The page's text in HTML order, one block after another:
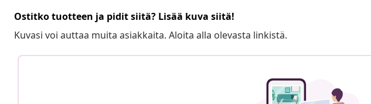
Ostitko tuotteen ja pidit siitä? Lisää kuva siitä!
Kuvasi voi auttaa muita asiakkaita. Aloita alla olevasta linkistä.